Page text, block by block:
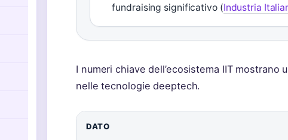
fundraising significativo (Industria
I numeri chiave dell’ecosistema IIT
nelle tecnologie deeptech.
DATO